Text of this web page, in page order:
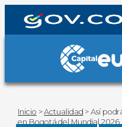
Inicio >Actualidad >Así
en Bogotá del Mundial 2026